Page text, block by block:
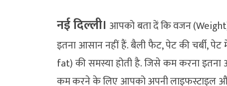
नई दिल्‍ली। आपको बता दें कि वजन
इतना आसान नहीं हैं. बैली फैट, पेट की चर्बी,
fat) की समस्या होती है. जिसे कम करना
कम करने के लिए आपको अपनी लाइफस्टाइल